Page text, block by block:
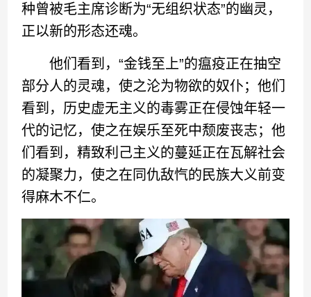
种曾被毛主席诊断为“无组织状态”的幽灵，
正以新的形态还魂。
他们看到，“金钱至上”的瘟疫正在抽空
部分人的灵魂，使之沦为物欲的奴仆；他们
看到，历史虚无主义的毒雾正在侵蚀年轻一
代的记忆，使之在娱乐至死中颓废丧志；他
们看到，精致利己主义的蔓延正在瓦解社会
的凝聚力，使之在同仇敌忾的民族大义前变
得麻木不仁。